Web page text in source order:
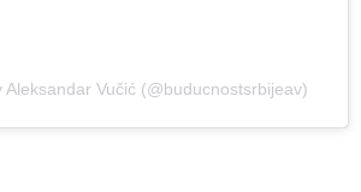
Aleksandar Vučić (@buducnostsrbijeav)